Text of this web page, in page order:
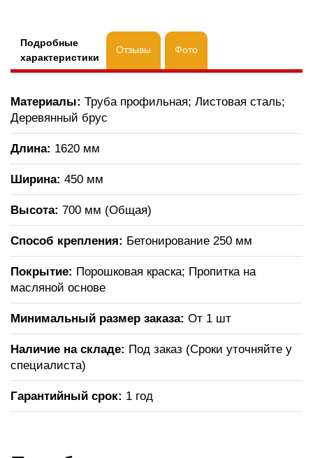
Подробные
характеристики
Отзывы Фото
Материалы: Труба профильная; Листовая сталь;
Деревянный брус
Длина: 1620 мм
Ширина: 450 мм
Высота: 700 мм (Общая)
Способ крепления: Бетонирование 250 мм
Покрытие: Порошковая краска; Пропитка на
масляной основе
Минимальный размер заказа: От 1 шт
Наличие на складе: Под заказ (Сроки уточняйте у
специалиста)
Гарантийный срок: 1 год